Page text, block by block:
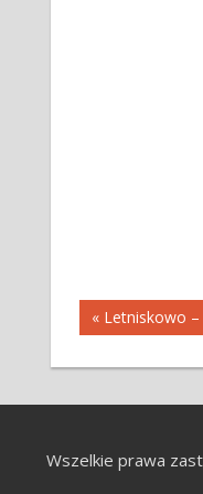
wpisu
« Letniskowo
Wszelkie prawa